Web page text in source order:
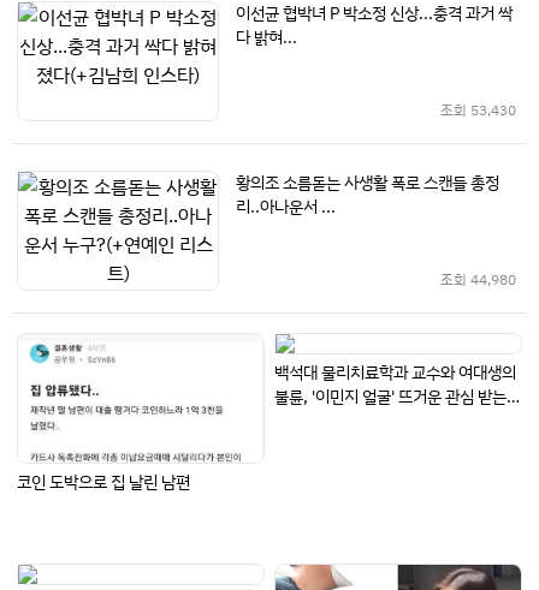
이선균 협박녀 P 박소정 신상...충격 과거 싹
다 밝혀...
조회 53,430
황의조 소름돋는 사생활 폭로 스캔들 총정
리..아나운서 ...
조회 44,980
코인 도박으로 집 날린 남편
백석대 물리치료학과 교수와 여대생의
불륜, '이민지 얼굴' 뜨거운 관심 받는